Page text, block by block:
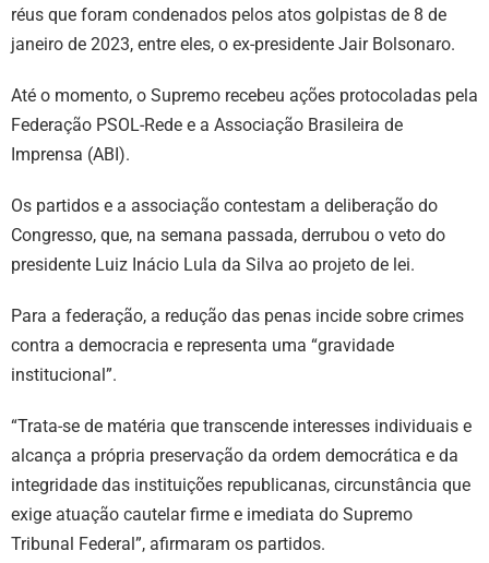
réus que foram condenados pelos atos golpistas de 8 de
janeiro de 2023, entre eles, o ex-presidente Jair Bolsonaro.
Até o momento, o Supremo recebeu ações protocoladas pela
Federação PSOL-Rede e a Associação Brasileira de
Imprensa (ABI).
Os partidos e a associação contestam a deliberação do
Congresso, que, na semana passada, derrubou o veto do
presidente Luiz Inácio Lula da Silva ao projeto de lei.
Para a federação, a redução das penas incide sobre crimes
contra a democracia e representa uma “gravidade
institucional”.
“Trata-se de matéria que transcende interesses individuais e
alcança a própria preservação da ordem democrática e da
integridade das instituições republicanas, circunstância que
exige atuação cautelar firme e imediata do Supremo
Tribunal Federal”, afirmaram os partidos.